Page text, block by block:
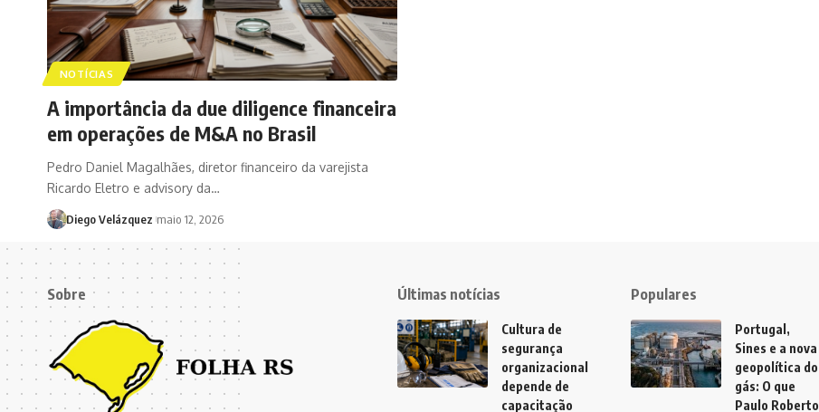
NOTÍCIAS
A importância da due diligence financeira
em operações de M&A no Brasil
Pedro Daniel Magalhães, diretor financeiro da varejista
Ricardo Eletro e advisory da…
Diego Velázquez maio 12, 2026
Sobre Últimas notícias
Cultura de
segurança
organizacional
depende de
capacitação
Populares
Portugal,
Sines e a nova
geopolítica do
gás: O que
Paulo Roberto